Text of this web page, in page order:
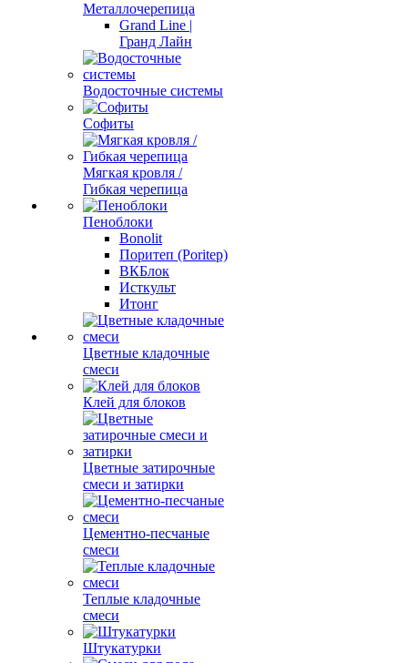
Металлочерепица
Grand Line |
Гранд Лайн
Водосточные системы
Софиты
Мягкая кровля /
Гибкая черепица
Пеноблоки
Bonolit
Поритеп (Poritep)
ВКБлок
Исткульт
Итонг
Цветные кладочные
смеси
Клей для блоков
Цветные затирочные
смеси и затирки
Цементно-песчаные
смеси
Теплые кладочные
смеси
Штукатурки